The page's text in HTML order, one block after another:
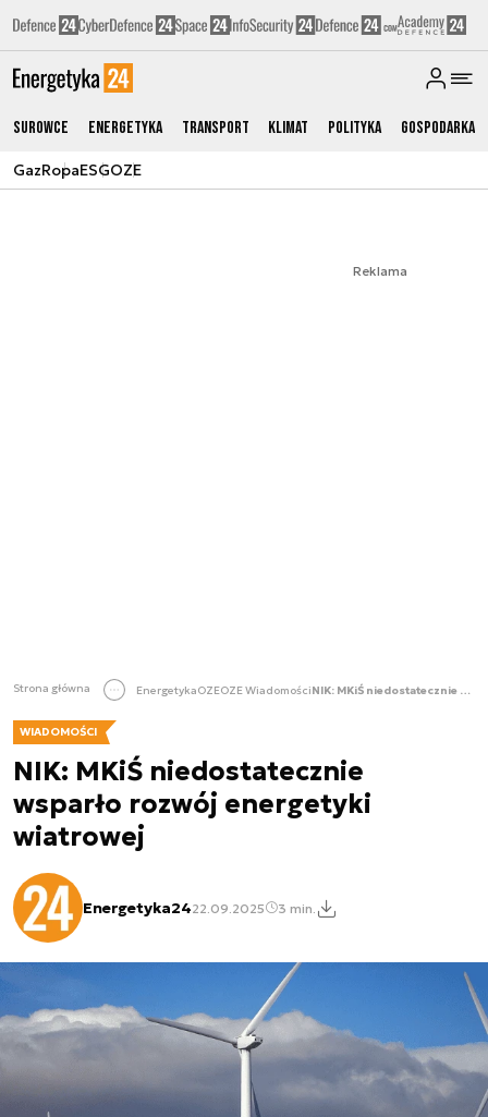
Surowce Energetyka Transport Klimat Polityka Gospodarka
GazRopaESGOZE
Reklama
Strona główna EnergetykaOZEOZE Wiadomości NIK: MKiŚ niedostatecznie wsparło rozwój energetyki wiatrowej
WIADOMOŚCI
NIK: MKiŚ niedostatecznie
wsparło rozwój energetyki
wiatrowej
Energetyka2422.09.2025 3 min.